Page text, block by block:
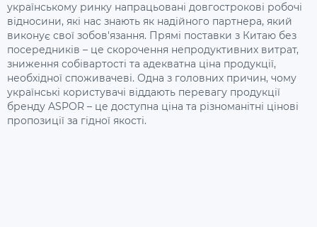
українському ринку напрацьовані довгострокові робочі
відносини, які нас знають як надійного партнера, який
виконує свої зобов'язання. Прямі поставки з Китаю без
посередників – це скорочення непродуктивних витрат,
зниження собівартості та адекватна ціна продукції,
необхідної споживачеві. Одна з головних причин, чому
українські користувачі віддають перевагу продукції
бренду ASPOR – це доступна ціна та різноманітні цінові
пропозиції за гідної якості.